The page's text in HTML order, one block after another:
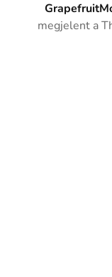
megjelent a